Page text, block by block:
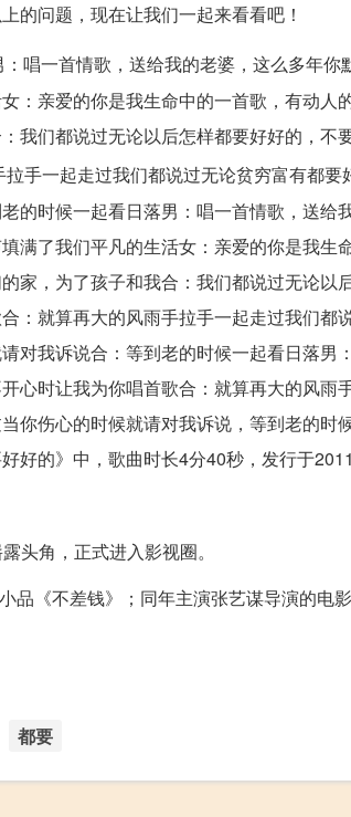
的问题，现在让我们一起来看看吧！
唱一首情歌，送给我的老婆，这么多年你
：亲爱的你是我生命中的一首歌，有动人
我们都说过无论以后怎样都要好好的，不
手一起走过我们都说过无论贫穷富有都要
的时候一起看日落男：唱一首情歌，送给
满了我们平凡的生活女：亲爱的你是我生
家，为了孩子和我合：我们都说过无论以
：就算再大的风雨手拉手一起走过我们都
对我诉说合：等到老的时候一起看日落男
心时让我为你唱首歌合：就算再大的风雨
你伤心的时候就请对我诉说，等到老的时
好的》中，歌曲时长4分40秒，发行于
头角，正式进入影视圈。
品《不差钱》；同年主演张艺谋导演的电
都要